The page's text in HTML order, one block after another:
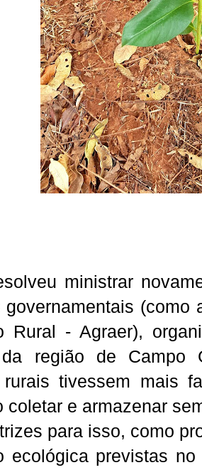
ministrar
governamentais (como
Rural - Agraer),
região de Campo
rurais tivessem mais
coletar e armazenar
para isso, como
ecológica previstas